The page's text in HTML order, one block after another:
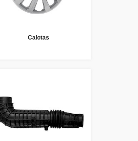
Calotas